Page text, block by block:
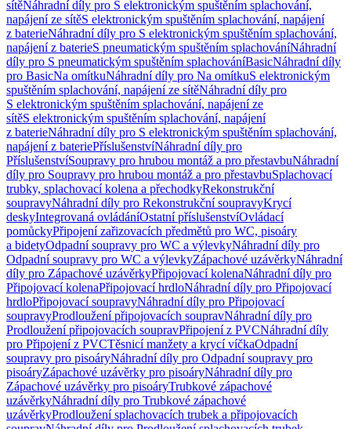
sítěNáhradní díly pro S elektronickým spuštěním splachování,
napájení ze sítěS elektronickým spuštěním splachování, napájení
z baterieNáhradní díly pro S elektronickým spuštěním splachování,
napájení z baterieS pneumatickým spuštěním splachováníNáhradní
díly pro S pneumatickým spuštěním splachováníBasicNáhradní díly
pro BasicNa omítkuNáhradní díly pro Na omítkuS elektronickým
spuštěním splachování, napájení ze sítěNáhradní díly pro
S elektronickým spuštěním splachování, napájení ze
sítěS elektronickým spuštěním splachování, napájení
z baterieNáhradní díly pro S elektronickým spuštěním splachování,
napájení z bateriePříslušenstvíNáhradní díly pro
PříslušenstvíSoupravy pro hrubou montáž a pro přestavbuNáhradní
díly pro Soupravy pro hrubou montáž a pro přestavbuSplachovací
trubky, splachovací kolena a přechodkyRekonstrukční
soupravyNáhradní díly pro Rekonstrukční soupravyKrycí
deskyIntegrovaná ovládáníOstatní příslušenstvíOvládací
pomůckyPřipojení zařizovacích předmětů pro WC, pisoáry
a bidetyOdpadní soupravy pro WC a výlevkyNáhradní díly pro
Odpadní soupravy pro WC a výlevkyZápachové uzávěrkyNáhradní
díly pro Zápachové uzávěrkyPřipojovací kolenaNáhradní díly pro
Připojovací kolenaPřipojovací hrdloNáhradní díly pro Připojovací
hrdloPřipojovací soupravyNáhradní díly pro Připojovací
soupravyProdloužení připojovacích soupravNáhradní díly pro
Prodloužení připojovacích soupravPřipojení z PVCNáhradní díly
pro Připojení z PVCTěsnicí manžety a krycí víčkaOdpadní
soupravy pro pisoáryNáhradní díly pro Odpadní soupravy pro
pisoáryZápachové uzávěrky pro pisoáryNáhradní díly pro
Zápachové uzávěrky pro pisoáryTrubkové zápachové
uzávěrkyNáhradní díly pro Trubkové zápachové
uzávěrkyProdloužení splachovacích trubek a připojovacích